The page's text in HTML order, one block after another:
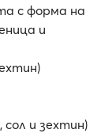
с форма на
и
и зехтин)